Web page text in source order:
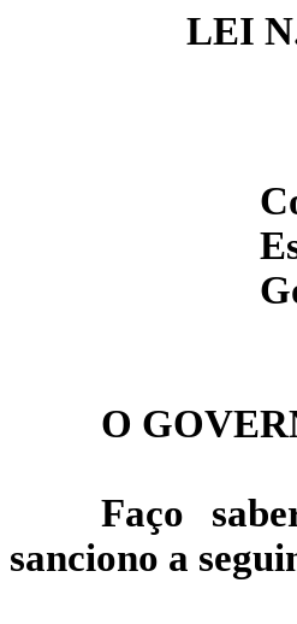
LEI
O
Faço
sanciono a